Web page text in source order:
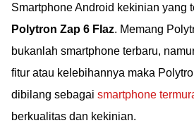
Smartphone Android kekinian yang
Polytron Zap 6 Flaz. Memang
bukanlah smartphone terbaru,
fitur atau kelebihannya maka
dibilang sebagai smartphone
berkualitas dan kekinian.